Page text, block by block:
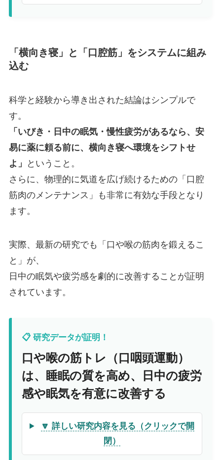
「横向き寝」と「口腔筋」をシステムに組み
込む
科学と経験から導き出された結論はシンプルで
す。
「いびき・日中の眠気・慢性疲労があるなら、安
易に薬に頼る前に、横向き寝へ環境をシフトせ
よ」
ということ。
さらに、物理的に気道を広げ続けるための「口腔
筋肉のメンテナンス」も非常に有効な手段となり
ます。
実際、最新の研究でも「口や喉の筋肉を鍛えるこ
と」が、
日中の眠気や疲労感を劇的に改善することが証明
されています。
📋 研究データが証明！
口や喉の筋トレ（口咽頭運動）
は、睡眠の質を高め、日中の疲労
感や眠気を有意に改善する
🔽 詳しい研究内容を見る（クリックで開
閉）